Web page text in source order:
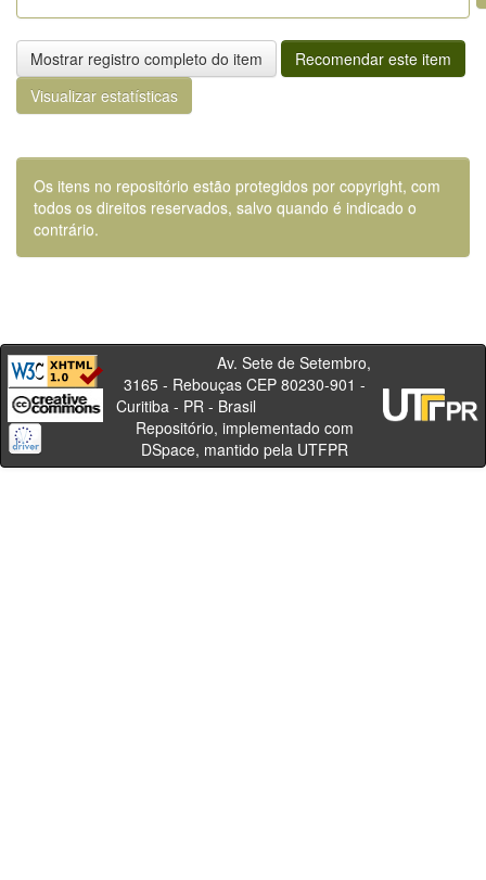
Mostrar registro completo do item
Recomendar este item
Visualizar estatísticas
Os itens no repositório estão protegidos por copyright, com
todos os direitos reservados, salvo quando é indicado o
contrário.
Av. Sete de Setembro,
3165 - Rebouças CEP 80230-901 -
Curitiba - PR - Brasil
Repositório, implementado com
DSpace, mantido pela UTFPR